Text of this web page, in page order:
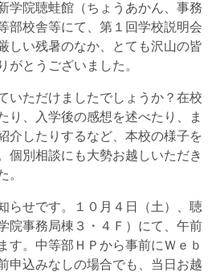
学院聴蛙館（ちょうあかん、事務
部校舎等にて、第１回学校説明会
しい残暑のなか、とても沢山の皆
がとうございました。
いただけましたでしょうか？在校
り、入学後の感想を述べたり、ま
介したりするなど、本校の様子を
個別相談にも大勢お越しいただき
。
らせです。１０月４日（土）、聴
院事務局棟３・４Ｆ）にて、午前
す。中等部ＨＰから事前にＷｅｂ
申込みなしの場合でも、当日お越